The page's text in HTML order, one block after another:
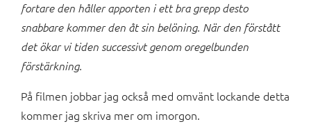
fortare den håller apporten i ett bra grepp desto
snabbare kommer den åt sin belöning. När den förstått
det ökar vi tiden successivt genom oregelbunden
förstärkning.
På filmen jobbar jag också med omvänt lockande detta
kommer jag skriva mer om imorgon.